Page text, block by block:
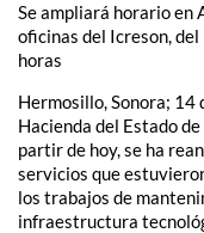
Se ampliará horario en
oficinas del Icreson,
horas
Hermosillo, Sonora; 14
Hacienda del Estado
partir de hoy, se ha
servicios que
los trabajos de
infraestructura